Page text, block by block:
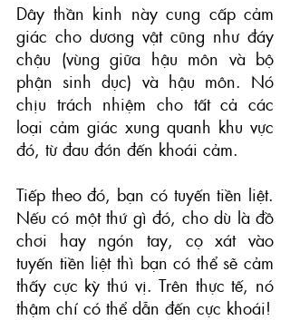
Dây thần kinh này cung cấp cảm
giác cho dương vật cũng như đáy
chậu (vùng giữa hậu môn và bộ
phận sinh dục) và hậu môn. Nó
chịu trách nhiệm cho tất cả các
loại cảm giác xung quanh khu vực
đó, từ đau đớn đến khoái cảm.
Tiếp theo đó, bạn có tuyến tiền liệt.
Nếu có một thứ gì đó, cho dù là đồ
chơi hay ngón tay, cọ xát vào
tuyến tiền liệt thì bạn có thể sẽ cảm
thấy cực kỳ thú vị. Trên thực tế, nó
thậm chí có thể dẫn đến cực khoái!